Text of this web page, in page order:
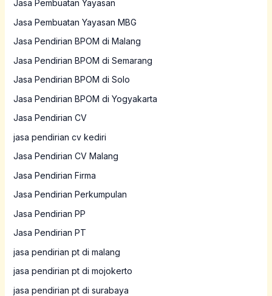
Jasa Pembuatan Yayasan
Jasa Pembuatan Yayasan MBG
Jasa Pendirian BPOM di Malang
Jasa Pendirian BPOM di Semarang
Jasa Pendirian BPOM di Solo
Jasa Pendirian BPOM di Yogyakarta
Jasa Pendirian CV
jasa pendirian cv kediri
Jasa Pendirian CV Malang
Jasa Pendirian Firma
Jasa Pendirian Perkumpulan
Jasa Pendirian PP
Jasa Pendirian PT
jasa pendirian pt di malang
jasa pendirian pt di mojokerto
jasa pendirian pt di surabaya